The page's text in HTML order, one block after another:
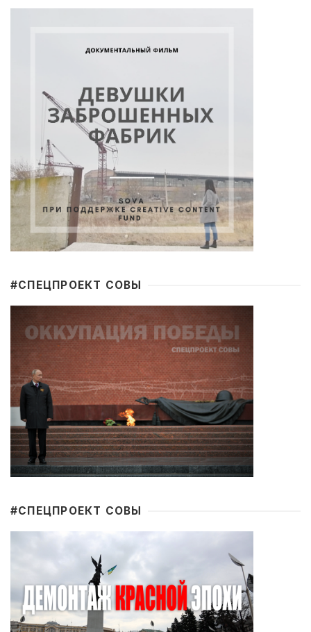
#CПЕЦПРОЕКТ СОВЫ
#CПЕЦПРОЕКТ СОВЫ